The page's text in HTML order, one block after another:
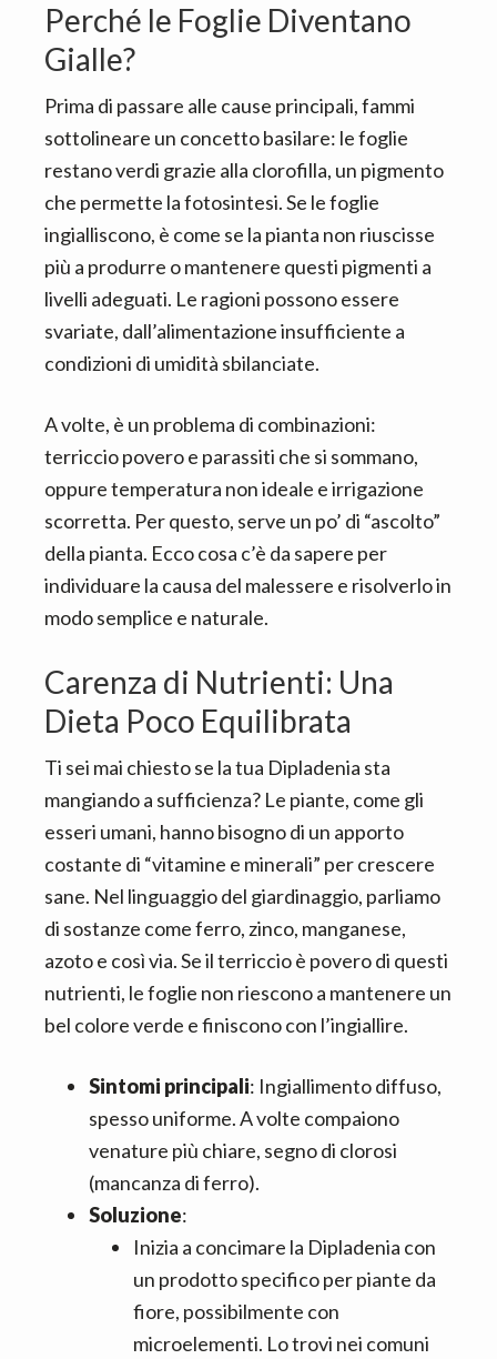
Perché le Foglie Diventano
Gialle?
Prima di passare alle cause principali, fammi
sottolineare un concetto basilare: le foglie
restano verdi grazie alla clorofilla, un pigmento
che permette la fotosintesi. Se le foglie
ingialliscono, è come se la pianta non riuscisse
più a produrre o mantenere questi pigmenti a
livelli adeguati. Le ragioni possono essere
svariate, dall’alimentazione insufficiente a
condizioni di umidità sbilanciate.
A volte, è un problema di combinazioni:
terriccio povero e parassiti che si sommano,
oppure temperatura non ideale e irrigazione
scorretta. Per questo, serve un po’ di “ascolto”
della pianta. Ecco cosa c’è da sapere per
individuare la causa del malessere e risolverlo in
modo semplice e naturale.
Carenza di Nutrienti: Una
Dieta Poco Equilibrata
Ti sei mai chiesto se la tua Dipladenia sta
mangiando a sufficienza? Le piante, come gli
esseri umani, hanno bisogno di un apporto
costante di “vitamine e minerali” per crescere
sane. Nel linguaggio del giardinaggio, parliamo
di sostanze come ferro, zinco, manganese,
azoto e così via. Se il terriccio è povero di questi
nutrienti, le foglie non riescono a mantenere un
bel colore verde e finiscono con l’ingiallire.
Sintomi principali: Ingiallimento diffuso,
spesso uniforme. A volte compaiono
venature più chiare, segno di clorosi
(mancanza di ferro).
Soluzione:
Inizia a concimare la Dipladenia con
un prodotto specifico per piante da
fiore, possibilmente con
microelementi. Lo trovi nei comuni